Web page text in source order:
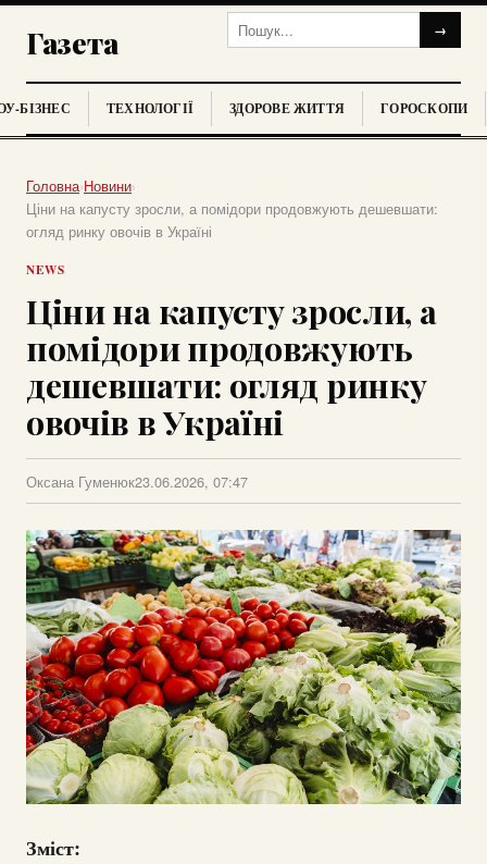
Газета →
БІЗНЕС ТЕХНОЛОГІЇ ЗДОРОВЕ ЖИТТЯ ГОРОСКОПИ
Головна›Новини›
Ціни на капусту зросли, а помідори продовжують дешевшати:
огляд ринку овочів в Україні
NEWS
Ціни на капусту зросли, а
помідори продовжують
дешевшати: огляд ринку
овочів в Україні
Оксана Гуменюк23.06.2026, 07:47
Зміст: